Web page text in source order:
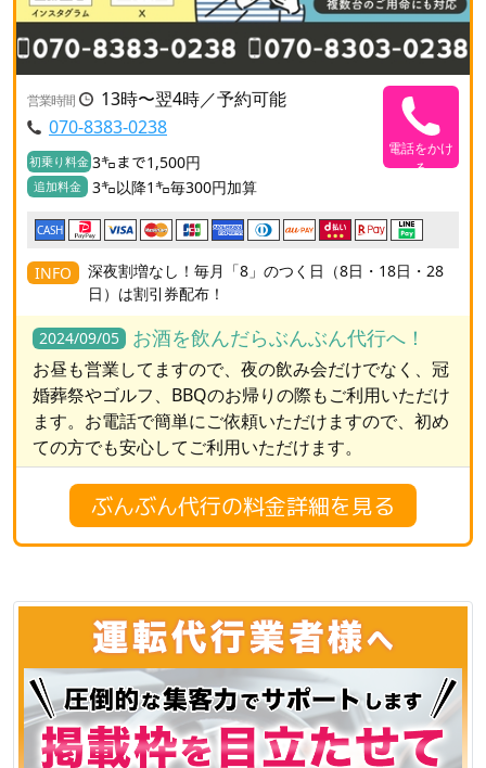
営業時間
13時〜翌4時／予約可能
070-8383-0238
初乗り料金 3㌔まで1,500円
追加料金 3㌔以降1㌔毎300円加算
電話をかけ
る
CASH
INFO
深夜割増なし！毎月「8」のつく日（8日・18日・28
日）は割引券配布！
2024/09/05 お酒を飲んだらぶんぶん代行へ！
お昼も営業してますので、夜の飲み会だけでなく、冠
婚葬祭やゴルフ、BBQのお帰りの際もご利用いただけ
ます。お電話で簡単にご依頼いただけますので、初め
ての方でも安心してご利用いただけます。
ぶんぶん代行の料金詳細を見る